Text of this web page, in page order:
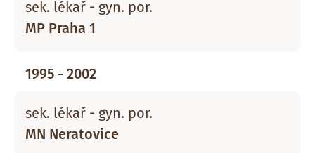
sek. lékař - gyn. por.
MP Praha 1
1995 - 2002
sek. lékař - gyn. por.
MN Neratovice